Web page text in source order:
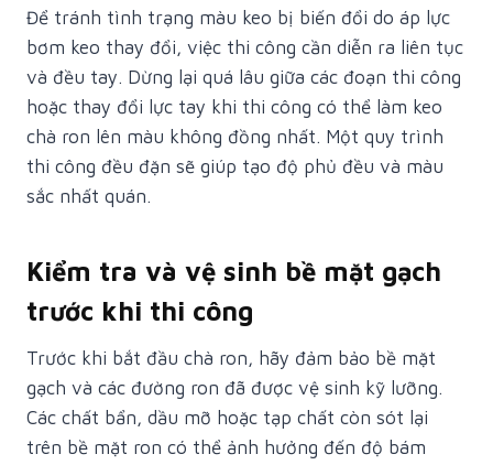
Để tránh tình trạng màu keo bị biến đổi do áp lực
bơm keo thay đổi, việc thi công cần diễn ra liên tục
và đều tay. Dừng lại quá lâu giữa các đoạn thi công
hoặc thay đổi lực tay khi thi công có thể làm keo
chà ron lên màu không đồng nhất. Một quy trình
thi công đều đặn sẽ giúp tạo độ phủ đều và màu
sắc nhất quán.
Kiểm tra và vệ sinh bề mặt gạch
trước khi thi công
Trước khi bắt đầu chà ron, hãy đảm bảo bề mặt
gạch và các đường ron đã được vệ sinh kỹ lưỡng.
Các chất bẩn, dầu mỡ hoặc tạp chất còn sót lại
trên bề mặt ron có thể ảnh hưởng đến độ bám